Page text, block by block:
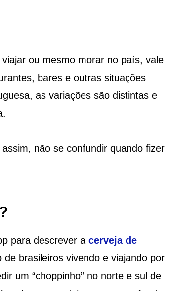
viajar ou mesmo morar no país, vale
bares e outras situações
as variações são distintas e
não se confundir quando fizer
para descrever a cerveja de
brasileiros vivendo e viajando por
um “choppinho” no norte e sul de